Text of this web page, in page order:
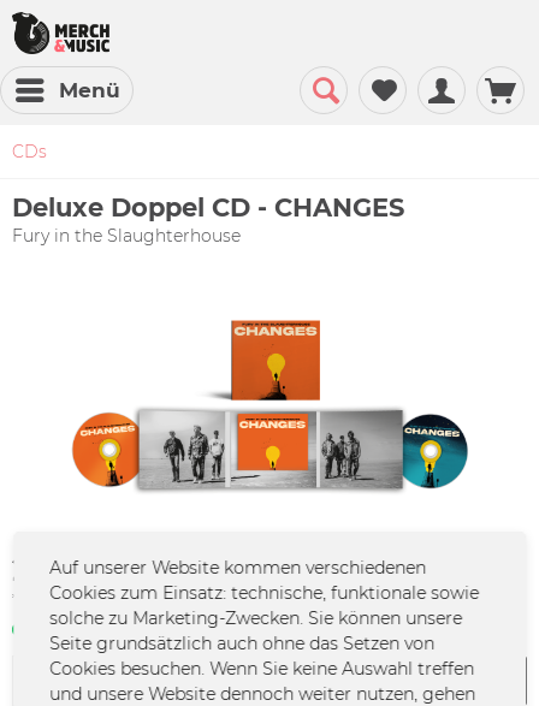
Menü
CDs
Deluxe Doppel CD - CHANGES
Fury in the Slaughterhouse
24,99 € *
*inkl. MwSt.zzgl. Versandkosten
Sofort verfügbar | 3 - 4 Werktage
In den Warenkorb
Auf unserer Website kommen verschiedenen
Cookies zum Einsatz: technische, funktionale sowie
solche zu Marketing-Zwecken. Sie können unsere
Seite grundsätzlich auch ohne das Setzen von
Cookies besuchen. Wenn Sie keine Auswahl treffen
und unsere Website dennoch weiter nutzen, gehen